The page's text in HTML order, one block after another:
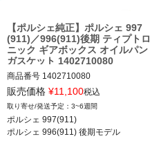
【ポルシェ純正】ポルシェ 997
(911)／996(911)後期 ティプトロ
ニック ギアボックス オイルパン
ガスケット 1402710080
商品番号 1402710080
ポルシェ 997(911) 04-11
ポルシェ 996(911) 後期モデル 02-04
販売価格 ¥11,100税込
3~6週間
ポルシェ 997(911)
ポルシェ 996(911) 後期モデル